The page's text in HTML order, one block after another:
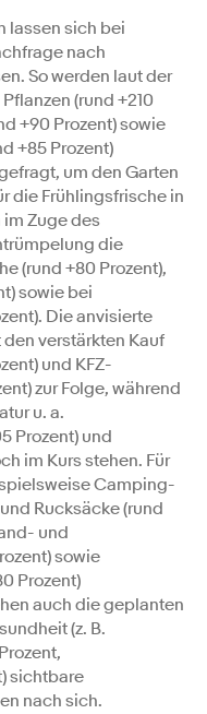
lassen sich bei
nach
So werden laut der
(rund +210
+90 Prozent) sowie
+85 Prozent)
um den Garten
die Frühlingsfrische in
Zuge des
die
(rund +80 Prozent),
sowie bei
Die anvisierte
verstärkten Kauf
und KFZ-
zur Folge, während
u. a.
Prozent) und
im Kurs stehen. Für
Camping-
Rucksäcke (rund
und
sowie
Prozent)
auch die geplanten
(z. B.
sichtbare
nach sich.